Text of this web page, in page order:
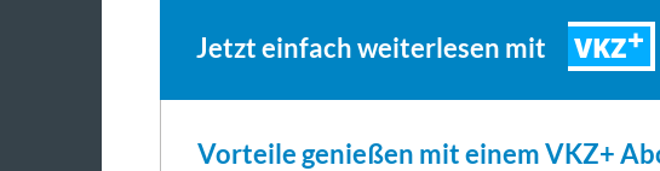
Jetzt einfach weiterlesen mit VKZ
Vorteile genießen mit einem VKZ+